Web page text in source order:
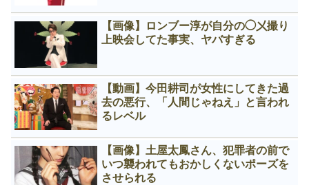
【画像】ロンブー淳が自分の◯㐅撮り
上映会してた事実、ヤバすぎる
【動画】今田耕司が女性にしてきた過
去の悪行、「人間じゃねえ」と言われ
るレベル
【画像】土屋太鳳さん、犯罪者の前で
いつ襲われてもおかしくないポーズを
させられる